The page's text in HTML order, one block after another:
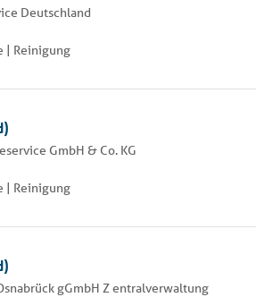
Deutschland
| Reinigung
GmbH & Co. KG
| Reinigung
gGmbH Z entralverwaltung